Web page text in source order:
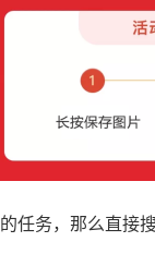
务，那么直接